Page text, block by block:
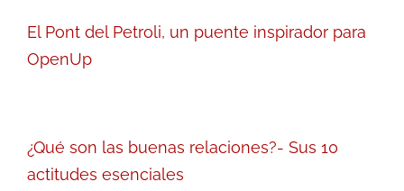
El Pont del Petroli, un puente inspirador para
OpenUp
¿Qué son las buenas relaciones?- Sus 10
actitudes esenciales